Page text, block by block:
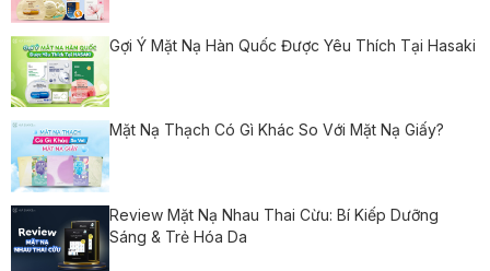
Gợi Ý Mặt Nạ Hàn Quốc Được Yêu Thích Tại Hasaki
Mặt Nạ Thạch Có Gì Khác So Với Mặt Nạ Giấy?
Review Mặt Nạ Nhau Thai Cừu: Bí Kiếp Dưỡng
Sáng & Trẻ Hóa Da